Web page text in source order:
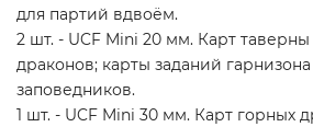
для партий вдвоём.
2 шт. - UCF Mini 20 мм. Карт
драконов; карты заданий
заповедников.
1 шт. - UCF Mini 30 мм. Карт горных